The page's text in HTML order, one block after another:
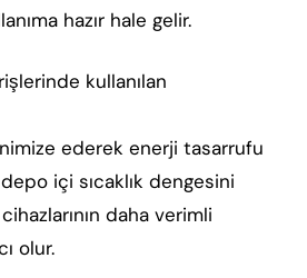
hazır hale gelir.
kullanılan
ederek enerji tasarrufu
içi sıcaklık dengesini
daha verimli
olur.